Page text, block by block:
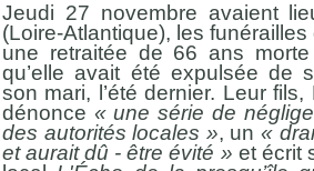
Jeudi 27 novembre avaient
(Loire-Atlantique), les
une retraitée de 66 ans
qu’elle avait été expulsée de
son mari, l’été dernier. Leur
dénonce « une série de
des autorités locales », un«
et aurait dû - être évité » et écrit